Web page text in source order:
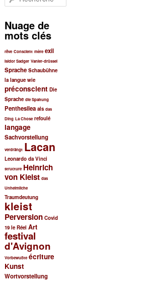
e
h
e
c
h
e
Nuage de
mots clés
rêve Conscient mère exil
Isidor Sadger Vanier-drüssel
Sprache Schaubühne
la langue wie
préconscient Die
Sprache die Spaltung
Penthesilea als das
Ding La Chose refoulé
langage
Sachvorstellung
verdrängt Lacan
Leonardo da Vinci
structure Heinrich
von Kleist das
Unheimliche
Traumdeutung
kleist
Perversion Covid
19 le Réel Art
festival
d'Avignon
Vorbewußte écriture
Kunst
Wortvorstellung